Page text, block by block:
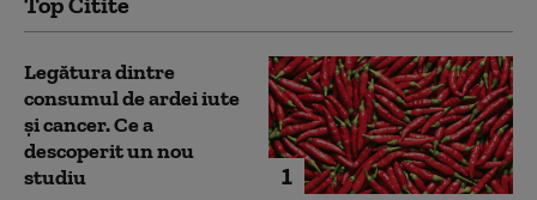
1
Legătura dintre
consumul de ardei iute
și cancer. Ce a
descoperit un nou
studiu